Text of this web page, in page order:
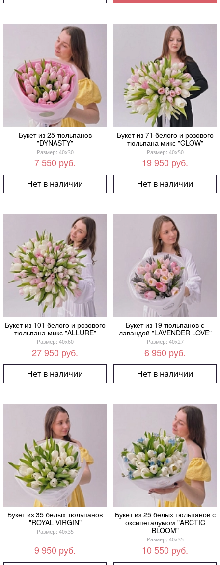
Букет из 25 тюльпанов
"DYNASTY"
Размер: 40x30
7 550 руб.
Нет в наличии
Букет из 71 белого и розового
тюльпана микс "GLOW"
Размер: 40x50
19 950 руб.
Нет в наличии
Букет из 101 белого и розового
тюльпана микс "ALLURE"
Размер: 40x60
27 950 руб.
Нет в наличии
Букет из 19 тюльпанов с
лавандой "LAVENDER LOVE"
Размер: 40x27
6 950 руб.
Нет в наличии
Букет из 35 белых тюльпанов
"ROYAL VIRGIN"
Размер: 40x35
9 950 руб.
Букет из 25 белых тюльпанов с
оксипеталумом "ARCTIC
BLOOM"
Размер: 40x35
10 550 руб.